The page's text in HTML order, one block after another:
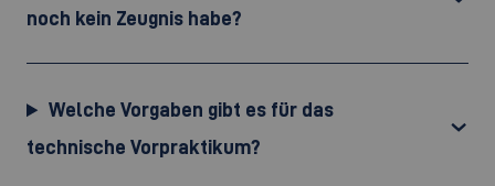
noch kein Zeugnis habe?
Welche Vorgaben gibt es für das
technische Vorpraktikum?